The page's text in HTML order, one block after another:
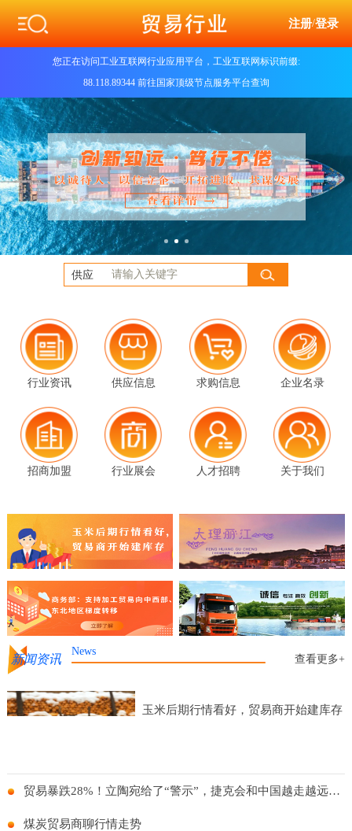
注册/登录
您正在访问工业互联网行业应用平台，工业互联网标识前缀:
88.118.89344 前往国家顶级节点服务平台查询
供应
行业资讯 供应信息 求购信息 企业名录
招商加盟 行业展会 人才招聘 关于我们
新闻资讯
News
查看更多+
玉米后期行情看好，贸易商开始建库存
贸易暴跌28%！立陶宛给了“警示”，捷克会和中国越走越远么？
煤炭贸易商聊行情走势